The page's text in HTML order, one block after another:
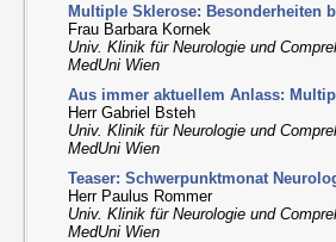
Multiple Sklerose: Besonderheiten
Frau Barbara Kornek
Univ. Klinik für Neurologie und
MedUni Wien
Aus immer aktuellem Anlass:
Herr Gabriel Bsteh
Univ. Klinik für Neurologie und
MedUni Wien
Teaser: Schwerpunktmonat
Herr Paulus Rommer
Univ. Klinik für Neurologie und
MedUni Wien